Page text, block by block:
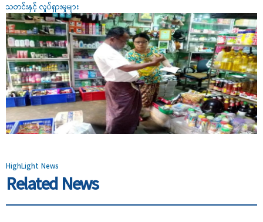
သတင်းနှင့် လှုပ်ရှားမှုများ
HighLight News
Related News